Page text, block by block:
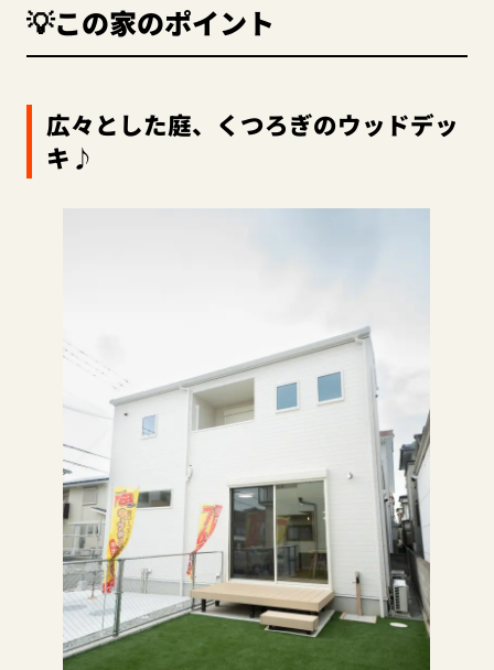
💡この家のポイント
広々とした庭、くつろぎのウッドデッ
キ♪